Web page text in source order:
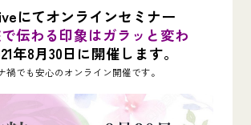
にてオンラインセミナー
で伝わる印象はガラッと変わ
年8月30日に開催します。
禍でも安心のオンライン開催です。